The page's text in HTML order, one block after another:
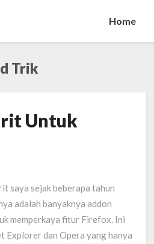
Home
Trik
Untuk
saya sejak beberapa tahun
adalah banyaknya addon
memperkaya fitur Firefox. Ini
Explorer dan Opera yang hanya